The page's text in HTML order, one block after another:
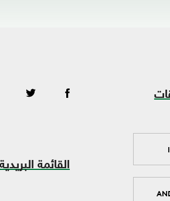
القائمة البريدية